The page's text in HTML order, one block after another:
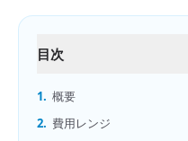
目次
1. 概要
2. 費用レンジ